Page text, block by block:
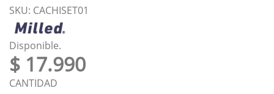
SKU: CACHISET01
Disponible.
$ 17.990
CANTIDAD